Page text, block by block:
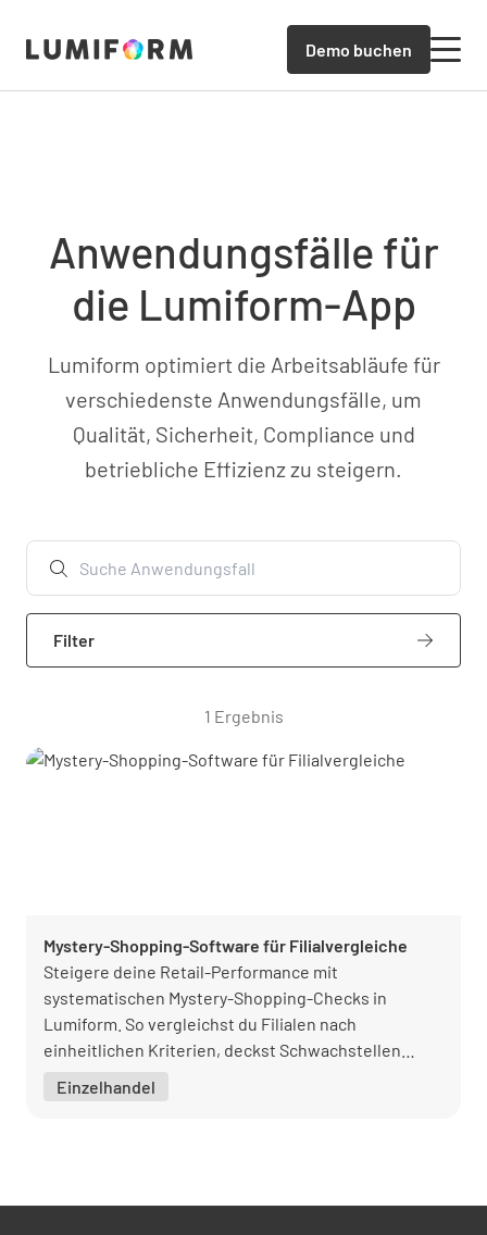
Demo buchen
Anwendungsfälle für
die Lumiform-App
Lumiform optimiert die Arbeitsabläufe für
verschiedenste Anwendungsfälle, um
Qualität, Sicherheit, Compliance und
betriebliche Effizienz zu steigern.
Filter
1 Ergebnis
Mystery-Shopping-Software für Filialvergleiche
Steigere deine Retail-Performance mit
systematischen Mystery-Shopping-Checks in
Lumiform. So vergleichst du Filialen nach
einheitlichen Kriterien, deckst Schwachstellen
Einzelhandel